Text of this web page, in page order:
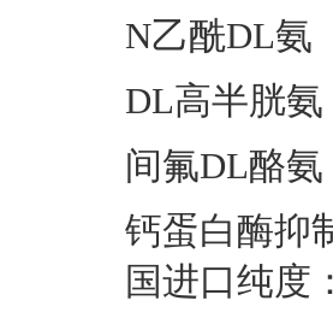
N乙酰DL氨
DL高半胱
间氟DL酪
钙蛋白酶抑
国进口纯度